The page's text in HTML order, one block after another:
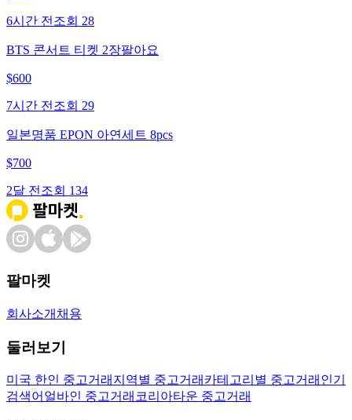
6시간 전 조회 28
BTS 콘서트 티켓 2장팔아요
$600
7시간 전 조회 29
일본명품 EPON 아연세트 8pcs
$700
2달 전 조회 134
팔마켓
회사소개 채용
둘러보기
미국 한인 중고거래 지역별 중고거래 카테고리별 중고거래 인기
검색어 얼바인 중고거래 코리아타운 중고거래